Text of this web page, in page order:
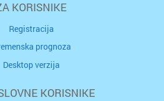
KORISNIKE
Registracija
prognoza
Desktop verzija
KORISNIKE